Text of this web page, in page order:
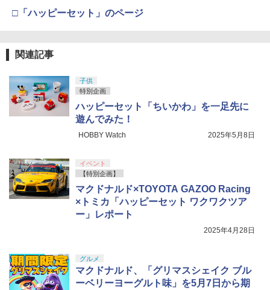
□「ハッピーセット」のページ
関連記事
子供
特別企画
ハッピーセット「ちいかわ」を一足先に
遊んでみた！
HOBBY Watch 2025年5月8日
イベント
【特別企画】
マクドナルド×TOYOTA GAZOO Racing
×トミカ「ハッピーセット ワクワクツア
ー」レポート
2025年4月28日
グルメ
マクドナルド、「グリマスシェイク ブル
ーベリーヨーグルト味」を5月7日から期